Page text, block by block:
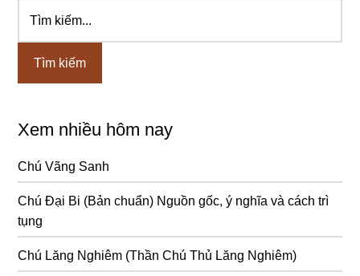
Sidebar
chính
kiếm...
Xem nhiều hôm nay
Chú Vãng Sanh
Chú Đại Bi (Bản chuẩn) Nguồn gốc, ý nghĩa và cách trì
tụng
Chú Lăng Nghiêm (Thần Chú Thủ Lăng Nghiêm)